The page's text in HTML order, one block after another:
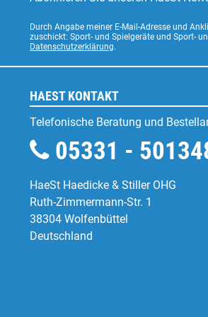
Durch Angabe meiner E-Mail-Adresse und
zuschickt: Sport- und Spielgeräte und Sport-
Datenschutzerklärung.
HAEST KONTAKT
Telefonische Beratung und
05331 -
HaeSt Haedicke & Stiller OHG
Ruth-Zimmermann-Str. 1
38304 Wolfenbüttel
Deutschland